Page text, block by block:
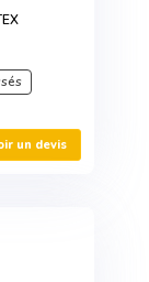
un devis